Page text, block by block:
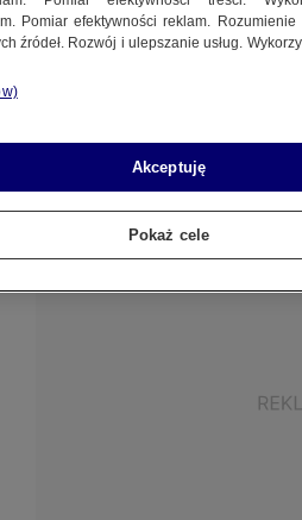
od kilku dni walczą z
całkowicie zalane, mimo
zniknął.
Pomiar efektywności reklam.
źródeł. Rozwój i ulepszanie usług.
Akceptuję
Pokaż cele